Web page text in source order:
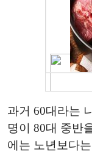
과거 60대라는
명이 80대 중반
에는 노년보다